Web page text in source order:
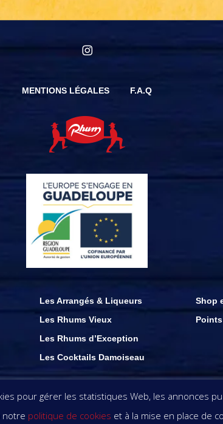
MENTIONS LÉGALES F.A.Q
Les Arrangés & Liqueurs
Les Rhums Vieux
Les Rhums d’Exception
Les Cocktails Damoiseau
Shop
POUR LA SANTÉ. DÉGUSTEZ
pour gérer les statistiques Web, les annonces
notre politique de cookies et à la mise en place de